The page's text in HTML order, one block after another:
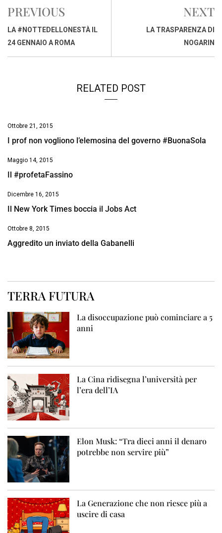
b
o
o
s
A
p
d
I
d
PREVIOUS
LA #NOTTEDELLONESTÀ IL
24 GENNAIO A ROMA
NEXT
LA TRASPARENZA DI
NOGARIN
RELATED POST
Ottobre 21, 2015
I prof non vogliono l’elemosina del governo #BuonaSola
Maggio 14, 2015
Il #profetaFassino
Dicembre 16, 2015
Il New York Times boccia il Jobs Act
Ottobre 8, 2015
Aggredito un inviato della Gabanelli
TERRA FUTURA
La disoccupazione può cominciare a 5
anni
La Cina ridisegna l’università per
l’era dell’IA
Elon Musk: “Tra dieci anni il denaro
potrebbe non servire più”
La Generazione che non riesce più a
uscire di casa